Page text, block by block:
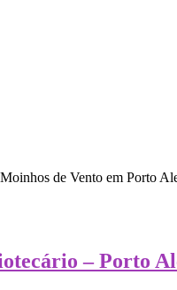
de Vento em Porto
– Porto